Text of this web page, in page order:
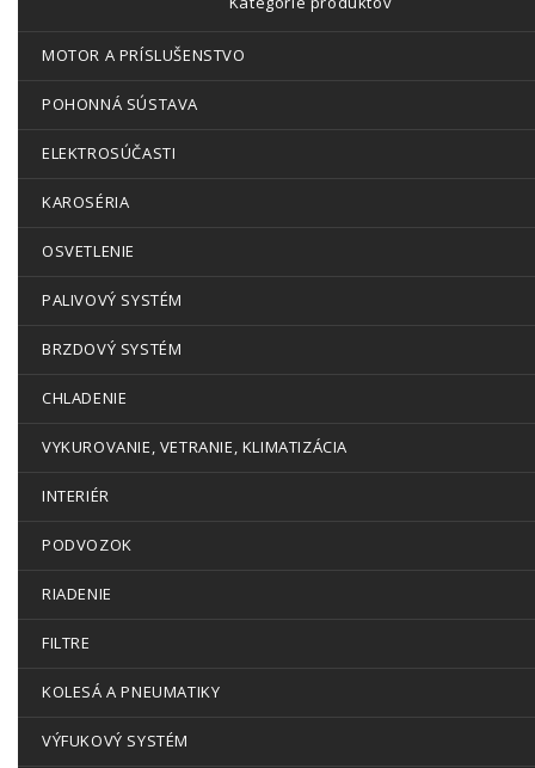
MOTOR A PRÍSLUŠENSTVO
POHONNÁ SÚSTAVA
ELEKTROSÚČASTI
KAROSÉRIA
OSVETLENIE
PALIVOVÝ SYSTÉM
BRZDOVÝ SYSTÉM
CHLADENIE
VYKUROVANIE, VETRANIE, KLIMATIZÁCIA
INTERIÉR
PODVOZOK
RIADENIE
FILTRE
KOLESÁ A PNEUMATIKY
VÝFUKOVÝ SYSTÉM